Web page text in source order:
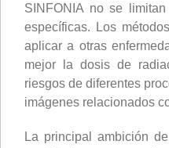
SINFONIA no se
específicas. Los
aplicar a otras
mejor la dosis de
riesgos de diferentes
imágenes relacionados
La principal ambición